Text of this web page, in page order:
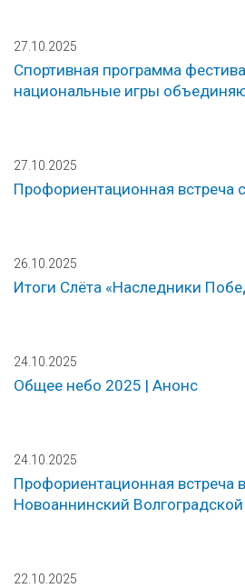
27.10.2025
Спортивная программа
национальные игры
27.10.2025
Профориентационная встреча
26.10.2025
Итоги Слёта «Наследники
24.10.2025
Общее небо 2025 | Анонс
24.10.2025
Профориентационная встреча
Новоаннинский
22.10.2025